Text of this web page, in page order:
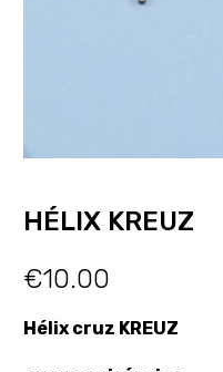
HÉLIX KREUZ
€10.00
Hélix cruz KREUZ